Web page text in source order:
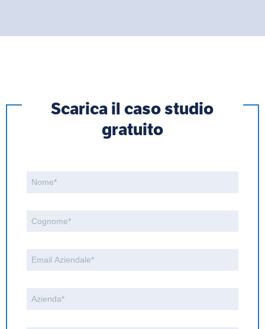
Scarica il caso studio
gratuito